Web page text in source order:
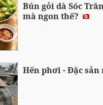
Bún gỏi dà Sóc
mà ngon thế?
Hến phơi - Đặc sản